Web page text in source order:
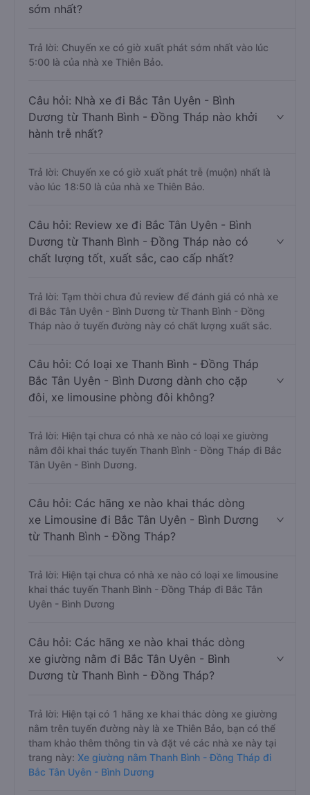
sớm nhất?
Trả lời: Chuyến xe có giờ xuất phát sớm nhất vào lúc
5:00 là của nhà xe Thiên Bảo.
Câu hỏi: Nhà xe đi Bắc Tân Uyên - Bình
Dương từ Thanh Bình - Đồng Tháp nào khởi
hành trễ nhất?
Trả lời: Chuyến xe có giờ xuất phát trễ (muộn) nhất là
vào lúc 18:50 là của nhà xe Thiên Bảo.
Câu hỏi: Review xe đi Bắc Tân Uyên - Bình
Dương từ Thanh Bình - Đồng Tháp nào có
chất lượng tốt, xuất sắc, cao cấp nhất?
Trả lời: Tạm thời chưa đủ review để đánh giá có nhà xe
đi Bắc Tân Uyên - Bình Dương từ Thanh Bình - Đồng
Tháp nào ở tuyến đường này có chất lượng xuất sắc.
Câu hỏi: Có loại xe Thanh Bình - Đồng Tháp
Bắc Tân Uyên - Bình Dương dành cho cặp
đôi, xe limousine phòng đôi không?
Trả lời: Hiện tại chưa có nhà xe nào có loại xe giường
nằm đôi khai thác tuyến Thanh Bình - Đồng Tháp đi Bắc
Tân Uyên - Bình Dương.
Câu hỏi: Các hãng xe nào khai thác dòng
xe Limousine đi Bắc Tân Uyên - Bình Dương
từ Thanh Bình - Đồng Tháp?
Trả lời: Hiện tại chưa có nhà xe nào có loại xe limousine
khai thác tuyến Thanh Bình - Đồng Tháp đi Bắc Tân
Uyên - Bình Dương
Câu hỏi: Các hãng xe nào khai thác dòng
xe giường nằm đi Bắc Tân Uyên - Bình
Dương từ Thanh Bình - Đồng Tháp?
Trả lời: Hiện tại có 1 hãng xe khai thác dòng xe giường
nằm trên tuyến đường này là xe Thiên Bảo, bạn có thể
tham khảo thêm thông tin và đặt vé các nhà xe này tại
trang này: Xe giường nằm Thanh Bình - Đồng Tháp đi
Bắc Tân Uyên - Bình Dương